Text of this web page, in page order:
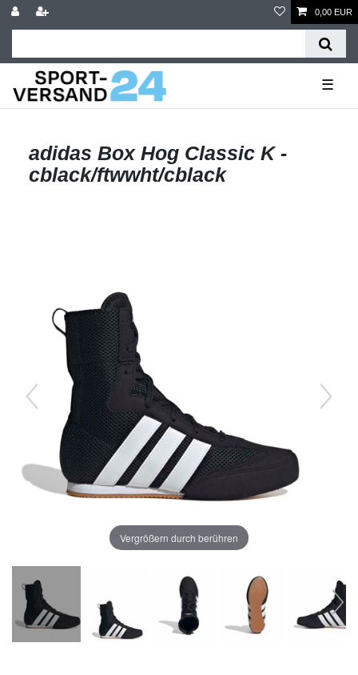
0,00 EUR
☰
adidas Box Hog Classic K -
cblack/ftwwht/cblack
Vergrößern durch berühren